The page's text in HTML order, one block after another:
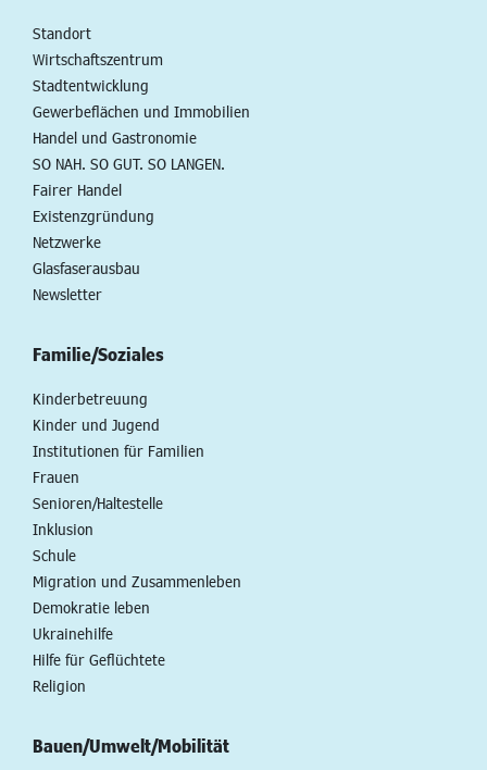
Standort
Wirtschaftszentrum
Stadtentwicklung
Gewerbeflächen und Immobilien
Handel und Gastronomie
SO NAH. SO GUT. SO LANGEN.
Fairer Handel
Existenzgründung
Netzwerke
Glasfaserausbau
Newsletter
Familie/Soziales
Kinderbetreuung
Kinder und Jugend
Institutionen für Familien
Frauen
Senioren/Haltestelle
Inklusion
Schule
Migration und Zusammenleben
Demokratie leben
Ukrainehilfe
Hilfe für Geflüchtete
Religion
Bauen/Umwelt/Mobilität